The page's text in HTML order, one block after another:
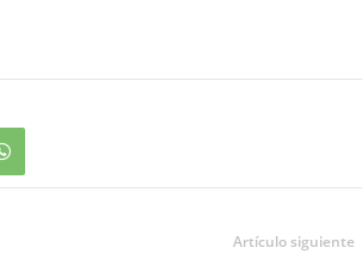
Artículo siguiente